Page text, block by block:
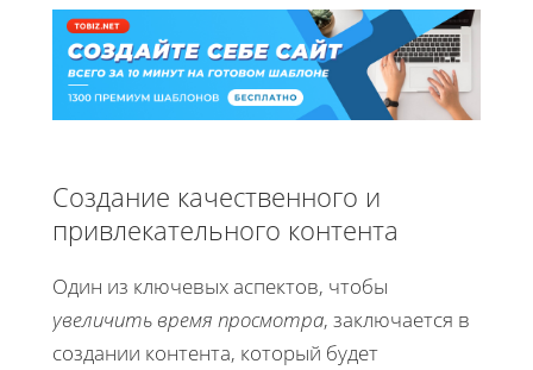
Создание качественного и
привлекательного контента
Один из ключевых аспектов, чтобы
увеличить время просмотра, заключается в
создании контента, который будет